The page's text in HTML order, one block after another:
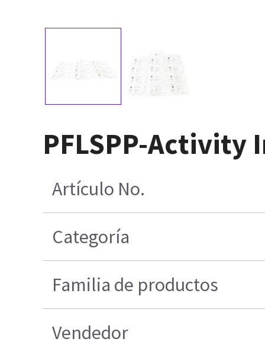
PFLSPP-Activity
Artículo No.
Categoría
Familia de productos
Vendedor